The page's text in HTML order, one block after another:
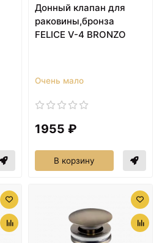
Донный клапан для
раковины,бронза
FELICE V-4 BRONZO
Очень мало
1955 ₽
В корзину